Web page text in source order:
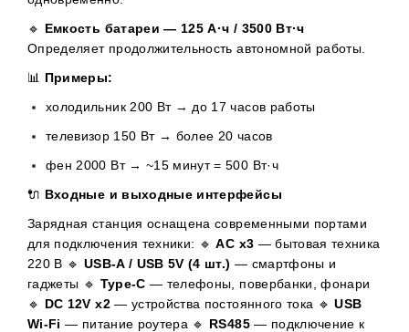
🔹 Емкость батареи — 125 А·ч / 3500 Вт·ч
Определяет продолжительность автономной работы.
📊 Примеры:
холодильник 200 Вт → до 17 часов работы
телевизор 150 Вт → более 20 часов
фен 2000 Вт → ~15 минут = 500 Вт·ч
🔌 Входные и выходные интерфейсы
Зарядная станция оснащена современными портами
для подключения техники: 🔹AC x3 — бытовая техника
220 В 🔹 USB-A / USB 5V (4 шт.) — смартфоны и
гаджеты 🔹 Type-C — телефоны, повербанки, фонари
🔹 DC 12V x2— устройства постоянного тока 🔹USB
Wi-Fi — питание роутера 🔹 RS485— подключение к